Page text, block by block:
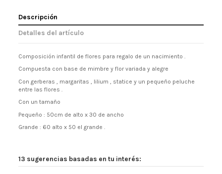
Descripción
Detalles del artículo
Composición infantil de flores para regalo de un nacimiento .
Compuesta con base de mimbre y flor variada y alegre
Con gerberas , margaritas , lilium , statice y un pequeño peluche
entre las flores .
Con un tamaño
Pequeño : 50cm de alto x 30 de ancho
Grande : 60 alto x 50 el grande .
13 sugerencias basadas en tu interés: